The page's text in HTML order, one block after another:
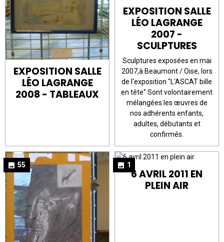
EXPOSITION SALLE
LÉO LAGRANGE
2008 - TABLEAUX
EXPOSITION SALLE
LÉO LAGRANGE
2007 -
SCULPTURES
Sculptures exposées en mai
2007,à Beaumont / Oise, lors
de l'exposition "L'ASCAT bille
en tête" Sont volontairement
mélangées les œuvres de
nos adhérents enfants,
adultes, débutants et
confirmés.
55 1
6 AVRIL 2011 EN
PLEIN AIR